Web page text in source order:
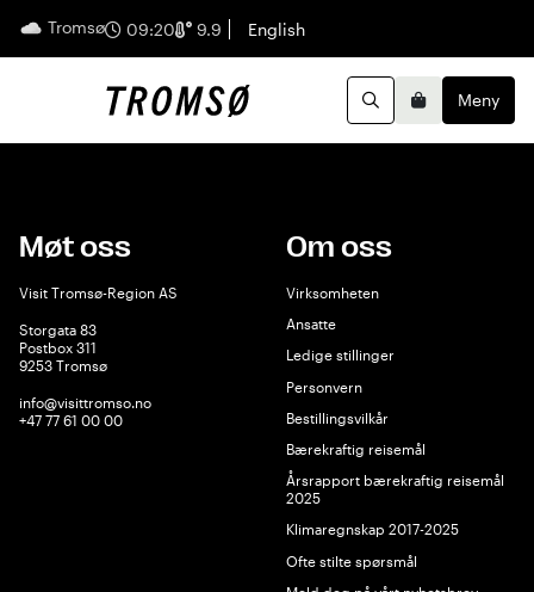
Tromsø 09:20 9.9 English
Norsk
Søk Meny
Møt oss
Visit Tromsø-Region AS
Storgata 83
Postbox 311
9253 Tromsø
info@visittromso.no
+47 77 61 00 00
Om oss
Virksomheten
Ansatte
Ledige stillinger
Personvern
Bestillingsvilkår
Bærekraftig reisemål
Årsrapport bærekraftig reisemål
2025
Klimaregnskap 2017-2025
Ofte stilte spørsmål